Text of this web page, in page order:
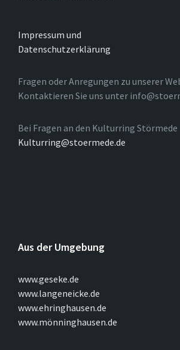
Impressum und
Datenschutzerklärung
Fragen oder Anregungen zu unserer
Kontaktieren Sie uns unter
Bei Fragen an den Kulturring Störmede
Kulturring@stoermede.de
Aus der Umgebung
www.geseke.de
www.langeneicke.de
www.ehringhausen.de
www.mönninghausen.de